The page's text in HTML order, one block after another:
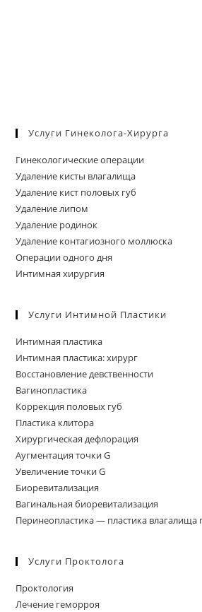
Услуги Гинеколога-Хирурга
Гинекологические операции
Удаление кисты влагалища
Удаление кист половых губ
Удаление липом
Удаление родинок
Удаление контагиозного моллюска
Операции одного дня
Интимная хирургия
Услуги Интимной Пластики
Интимная пластика
Интимная пластика: хирург
Восстановление девственности
Вагинопластика
Коррекция половых губ
Пластика клитора
Хирургическая дефлорация
Аугментация точки G
Увеличение точки G
Биоревитализация
Вагинальная биоревитализация
Перинеопластика — пластика влагалища
Услуги Проктолога
Проктология
Лечение геморроя